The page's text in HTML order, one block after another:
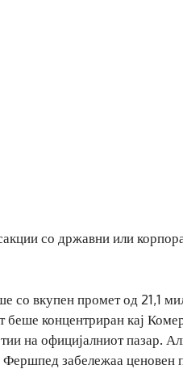
со државни или
со вкупен промет од 21,1
концентриран кај
на официјалниот пазар.
забележаа ценовен